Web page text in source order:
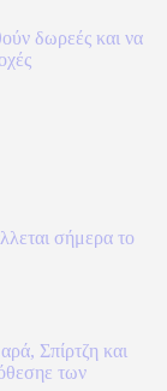
δωρεές και να
σήμερα το
Σπίρτζη και
των